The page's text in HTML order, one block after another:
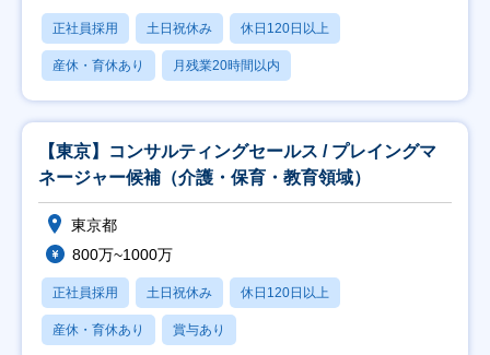
正社員採用 土日祝休み 休日120日以上
産休・育休あり 月残業20時間以内
【東京】コンサルティングセールス / プレイングマ
ネージャー候補（介護・保育・教育領域）
東京都
800万~1000万
正社員採用 土日祝休み 休日120日以上
産休・育休あり 賞与あり